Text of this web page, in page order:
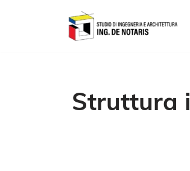
Struttura